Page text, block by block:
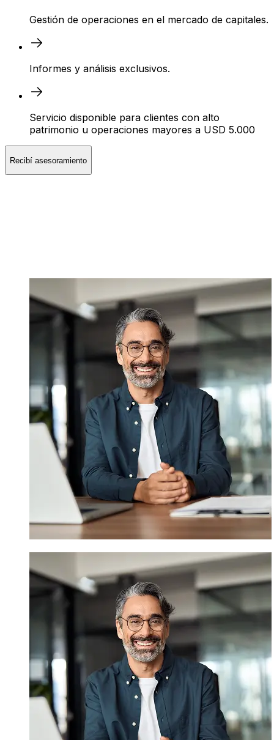
Gestión de operaciones en el mercado de capitales.
Informes y análisis exclusivos.
Servicio disponible para clientes con alto
patrimonio u operaciones mayores a USD 5.000
Recibí asesoramiento